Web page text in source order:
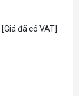
[Giá đã có VAT]